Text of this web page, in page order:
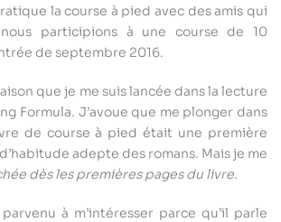
la course à pied avec des amis qui
participions à une course de 10
de septembre 2016.
que je me suis lancée dans la lecture
Formula. J’avoue que me plonger dans
de course à pied était une première
adepte des romans. Mais je me
dès les premières pages du livre.
à m’intéresser parce qu’il parle